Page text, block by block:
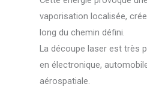
vaporisation localisée,
long du chemin défini.
La découpe laser est très
en électronique,
aérospatiale.